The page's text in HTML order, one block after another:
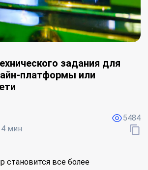
задания для
платформы или
4 мин
5484
становится все более